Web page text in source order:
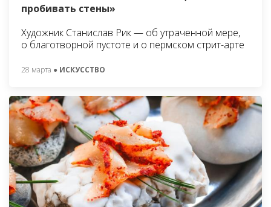
пробивать стены»
Художник Станислав Рик — об утраченной мере,
о благотворной пустоте и о пермском стрит-арте
28 марта ● ИСКУССТВО